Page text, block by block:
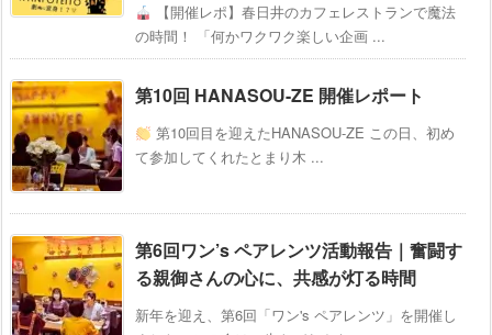
【開催レポ】春日井のカフェレストランで魔法
の時間！ 「何かワクワク楽しい企画 ...
第10回 HANASOU-ZE 開催レポート
第10回目を迎えたHANASOU-ZE この日、初め
て参加してくれたとまり木 ...
第6回ワン’s ペアレンツ活動報告｜奮闘す
る親御さんの心に、共感が灯る時間
新年を迎え、第6回「ワン's ペアレンツ」を開催し